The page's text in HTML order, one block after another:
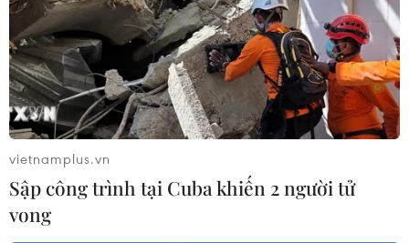
vietnamplus.vn
Sập công trình tại Cuba khiến 2 người tử
vong